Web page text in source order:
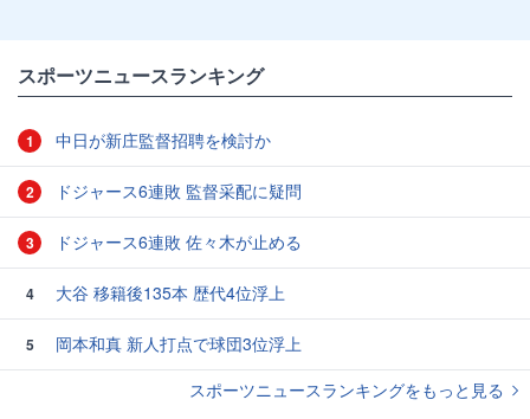
スポーツニュースランキング
1 中日が新庄監督招聘を検討か
2 ドジャース6連敗 監督采配に疑問
3 ドジャース6連敗 佐々木が止める
4 大谷 移籍後135本 歴代4位浮上
5
岡本和真 新人打点で球団3位浮上
スポーツニュースランキングをもっと見る